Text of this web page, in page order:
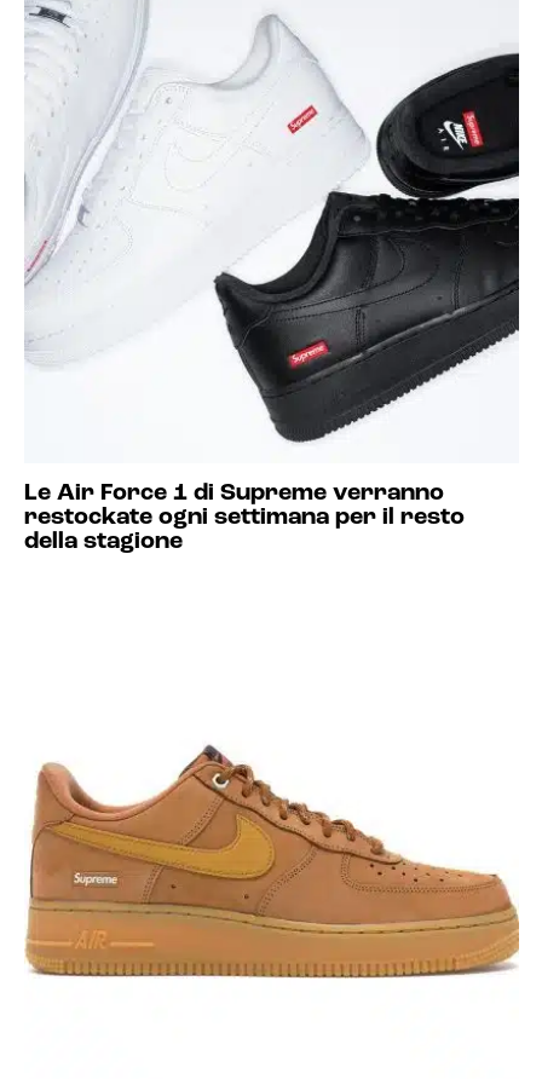
Le Air Force 1 di Supreme verranno
restockate ogni settimana per il resto
della stagione